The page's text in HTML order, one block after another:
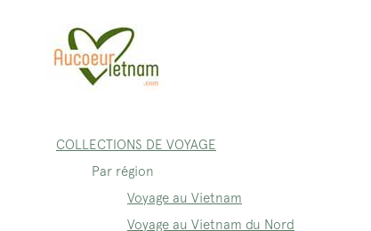
COLLECTIONS DE VOYAGE
Par région
Voyage au Vietnam
Voyage au Vietnam du Nord